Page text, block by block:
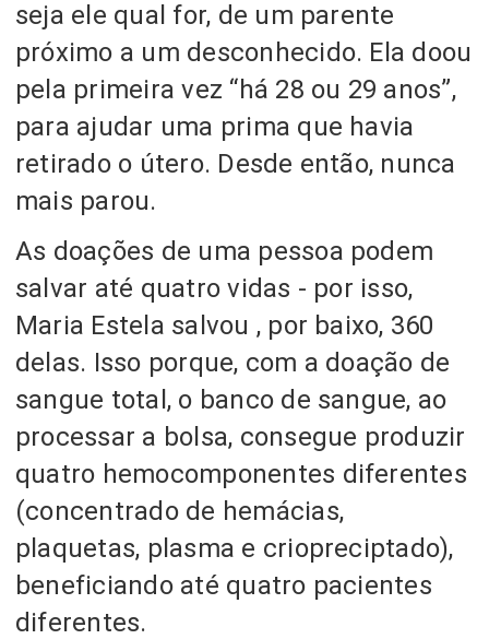
seja ele qual for, de um parente
próximo a um desconhecido. Ela doou
pela primeira vez “há 28 ou 29 anos”,
para ajudar uma prima que havia
retirado o útero. Desde então, nunca
mais parou.
As doações de uma pessoa podem
salvar até quatro vidas - por isso,
Maria Estela salvou , por baixo, 360
delas. Isso porque, com a doação de
sangue total, o banco de sangue, ao
processar a bolsa, consegue produzir
quatro hemocomponentes diferentes
(concentrado de hemácias,
plaquetas, plasma e criopreciptado),
beneficiando até quatro pacientes
diferentes.